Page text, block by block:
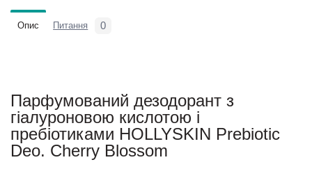
Опис Питання 0
Парфумований дезодорант з
гіалуроновою кислотою і
пребіотиками HOLLYSKIN Prebiotic
Deo. Cherry Blossom